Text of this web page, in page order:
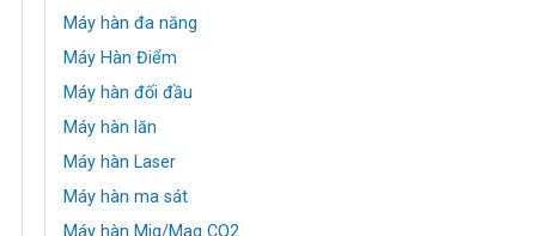
Máy hàn đa năng
Máy Hàn Điểm
Máy hàn đối đầu
Máy hàn lăn
Máy hàn Laser
Máy hàn ma sát
Máy hàn Mig/Mag CO2